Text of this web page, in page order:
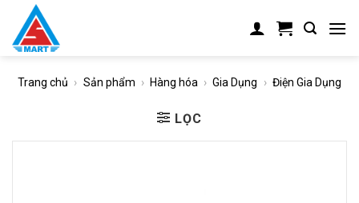
content
Trang chủ › Sản phẩm › Hàng hóa › Gia Dụng › Điện Gia Dụng
LỌC